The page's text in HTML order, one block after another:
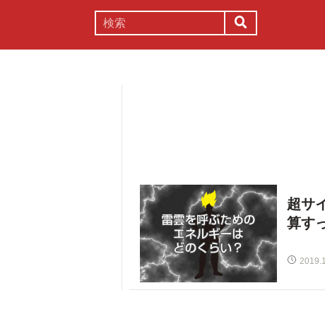
超サ
算す